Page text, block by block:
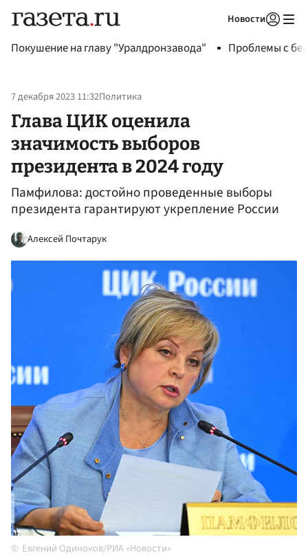
Новости
Покушение на главу "Уралдронзавода" Проблемы с
7 декабря 2023 11:32Политика
Глава ЦИК оценила
значимость выборов
президента в 2024 году
Памфилова: достойно проведенные выборы
президента гарантируют укрепление России
Алексей Почтарук
Евгений Одиноков/РИА «Новости»